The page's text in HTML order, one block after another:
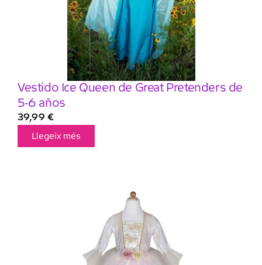
Vestido Ice Queen de Great Pretenders de
5-6 años
39,99 €
Llegeix més